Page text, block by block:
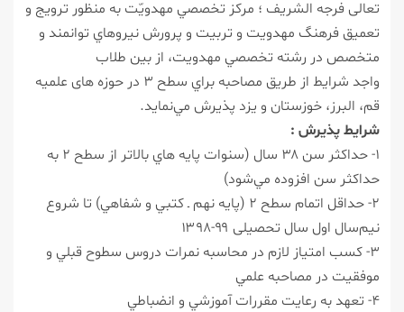
تعالی فرجه الشریف ؛ مركز تخصصي مهدويّت به منظور ترويج و
تعميق فرهنگ مهدويت و تربيت و پرورش نيروهاي توانمند و
متخصص در رشته تخصصي مهدويت، از بين طلاب
واجد شرايط از طريق مصاحبه براي سطح ۳ در حوزه های علميه
قم، البرز، خوزستان و يزد پذيرش مي‌نمايد.
شرايط پذيرش :
۱- حداكثر سن ۳۸ سال (سنوات پايه هاي بالاتر از سطح ۲ به
حداكثر سن افزوده مي‌شود)
۲- حداقل اتمام سطح ۲ (پايه نهم ـ كتبي و شفاهي) تا شروع
نيم‌سال اول سال تحصيلی ۹۹-۱۳۹۸
۳- كسب امتياز لازم در محاسبه نمرات دروس سطوح قبلي و
موفقيت در مصاحبه علمي
۴- تعهد به رعايت مقررات آموزشي و انضباطي